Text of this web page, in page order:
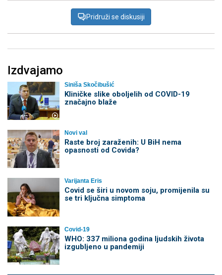
Pridruži se diskusiji
Izdvajamo
Siniša Skočibušić
Kliničke slike oboljelih od COVID-19
značajno blaže
Novi val
Raste broj zaraženih: U BiH nema
opasnosti od Covida?
Varijanta Eris
Covid se širi u novom soju, promijenila su
se tri ključna simptoma
Covid-19
WHO: 337 miliona godina ljudskih života
izgubljeno u pandemiji